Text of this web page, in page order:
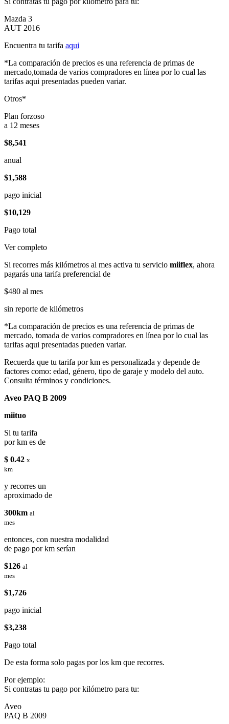
Mazda 3
AUT 2016
Encuentra tu tarifa aqui
*La comparación de precios es una referencia de primas de
mercado,tomada de varios compradores en línea por lo cual las
tarifas aqui presentadas pueden variar.
Otros*
Plan forzoso
a 12 meses
$8,541
anual
$1,588
pago inicial
$10,129
Pago total
Ver completo
Si recorres más kilómetros al mes activa tu servicio miiflex, ahora
pagarás una tarifa preferencial de
$480 al mes
sin reporte de kilómetros
*La comparación de precios es una referencia de primas de
mercado, tomada de varios compradores en línea por lo cual las
tarifas aqui presentadas pueden variar.
Recuerda que tu tarifa por km es personalizada y depende de
factores como: edad, género, tipo de garaje y modelo del auto.
Consulta términos y condiciones.
Aveo PAQ B 2009
miituo
Si tu tarifa
por km es de
$ 0.42 x
km
y recorres un
aproximado de
300km al
mes
entonces, con nuestra modalidad
de pago por km serían
$126 al
mes
$1,726
pago inicial
$3,238
Pago total
De esta forma solo pagas por los km que recorres.
Por ejemplo:
Si contratas tu pago por kilómetro para tu:
Aveo
PAQ B 2009